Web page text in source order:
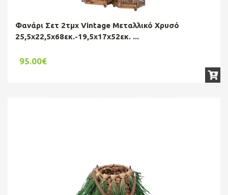
Φανάρι Σετ 2τμχ Vintage Μεταλλικό Χρυσό
25,5x22,5x68εκ.-19,5x17x52εκ. ...
95.00€